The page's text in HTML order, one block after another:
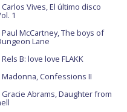
Carlos Vives, El último disco
1
Paul McCartney, The boys of
Lane
Rels B: love love FLAKK
Madonna, Confessions II
Gracie Abrams, Daughter from